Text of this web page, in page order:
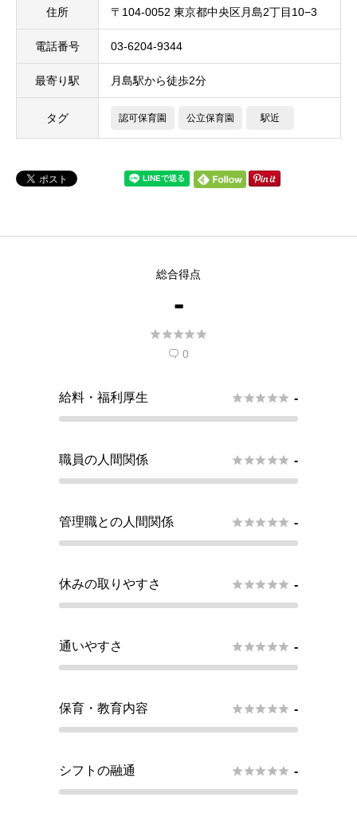
住所 〒104-0052 東京都中央区月島2丁目10−3
電話番号 03-6204-9344
最寄り駅 月島駅から徒歩2分
タグ 認可保育園 公立保育園 駅近
総合得点
-

 0
給料・福利厚生  -
職員の人間関係  -
管理職との人間関係  -
休みの取りやすさ  -
通いやすさ  -
保育・教育内容  -
シフトの融通  -